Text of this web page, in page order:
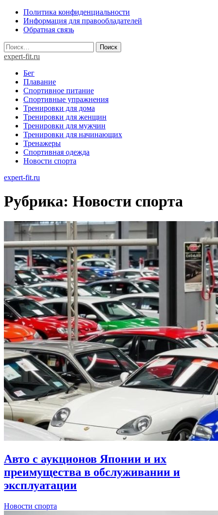
Skip
content
Политика конфиденциальности
Информация для правообладателей
Обратная связь
Найти:
expert-fit.ru
Бег
Плавание
Спортивное питание
Спортивные упражнения
Тренировки для дома
Тренировки для женщин
Тренировки для мужчин
Тренировки для начинающих
Тренажеры
Спортивная одежда
Новости спорта
expert-fit.ru
Рубрика: Новости спорта
Авто с аукционов Японии и их
преимущества в обслуживании и
эксплуатации
Новости спорта